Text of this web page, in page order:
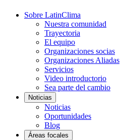
Sobre LatinClima
Nuestra comunidad
Trayectoria
El equipo
Organizaciones socias
Organizaciones Aliadas
Servicios
Video introductorio
Sea parte del cambio
Noticias
Noticias
Oportunidades
Blog
Áreas focales